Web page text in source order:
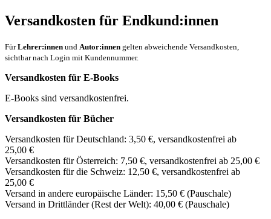
Versandkosten für Endkund:innen
FürLehrer:innen und Autor:innen gelten abweichende Versandkosten,
sichtbar nach Login mit Kundennummer.
Versandkosten für E-Books
E-Books sind versandkostenfrei.
Versandkosten für Bücher
Versandkosten für Deutschland: 3,50 €, versandkostenfrei ab
25,00 €
Versandkosten für Österreich: 7,50 €, versandkostenfrei ab 25,00 €
Versandkosten für die Schweiz: 12,50 €, versandkostenfrei ab
25,00 €
Versand in andere europäische Länder: 15,50 € (Pauschale)
Versand in Drittländer (Rest der Welt): 40,00 € (Pauschale)